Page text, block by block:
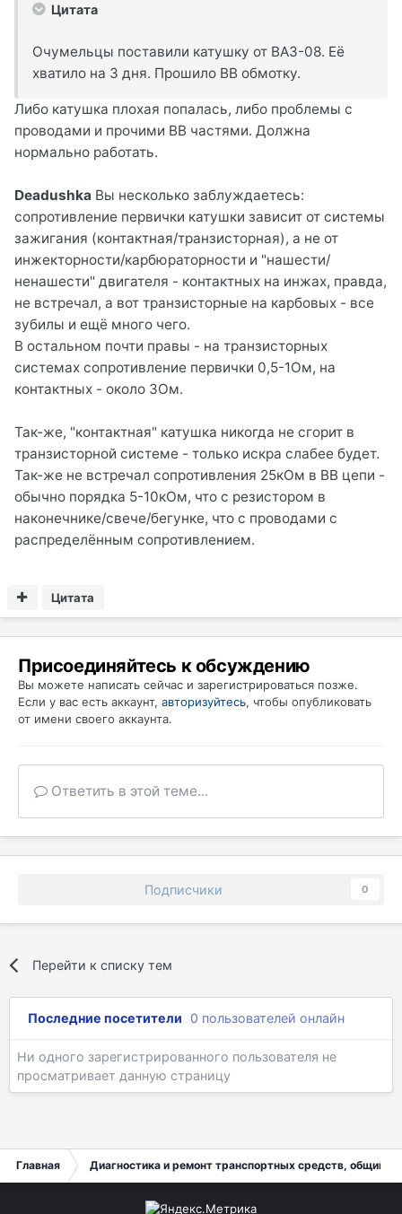
Цитата
Очумельцы поставили катушку от ВАЗ-08. Её
хватило на 3 дня. Прошило ВВ обмотку.
Либо катушка плохая попалась, либо проблемы с
проводами и прочими ВВ частями. Должна
нормально работать.
Deadushka Вы несколько заблуждаетесь:
сопротивление первички катушки зависит от системы
зажигания (контактная/транзисторная), а не от
инжекторности/карбюраторности и "нашести/
ненашести" двигателя - контактных на инжах, правда,
не встречал, а вот транзисторные на карбовых - все
зубилы и ещё много чего.
В остальном почти правы - на транзисторных
системах сопротивление первички 0,5-1Ом, на
контактных - около 3Ом.
Так-же, "контактная" катушка никогда не сгорит в
транзисторной системе - только искра слабее будет.
Так-же не встречал сопротивления 25кОм в ВВ цепи -
обычно порядка 5-10кОм, что с резистором в
наконечнике/свече/бегунке, что с проводами с
распределённым сопротивлением.
Цитата
Присоединяйтесь к обсуждению
Вы можете написать сейчас и зарегистрироваться позже.
Если у вас есть аккаунт, авторизуйтесь, чтобы опубликовать
от имени своего аккаунта.
Ответить в этой теме...
Подписчики 0
Перейти к списку тем
Последние посетители 0 пользователей онлайн
Ни одного зарегистрированного пользователя не
просматривает данную страницу
Главная Диагностика и ремонт транспортных средств, общий